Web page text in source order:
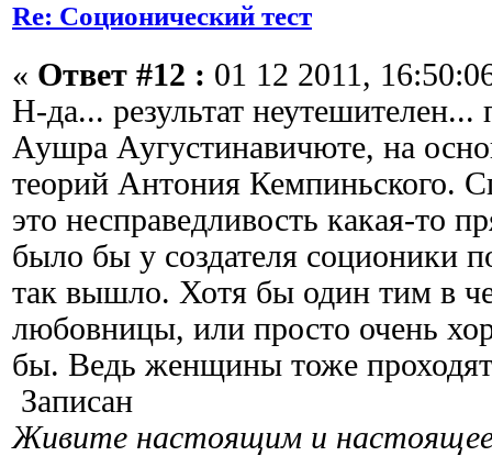
Re: Соционический тест
« Ответ #12 : 01 12 2011,
Н-да... результат
Аушра Аугустинавичюте, на
теорий Антония Кемпиньского.
это несправедливость какая-то
было бы у создателя соционики
так вышло. Хотя бы один тим в
любовницы, или просто очень
бы. Ведь женщины тоже
Записан
Живите настоящим и